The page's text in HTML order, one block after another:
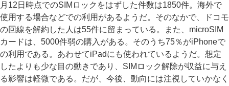
月12日時点でのSIMロックをはずした件数は1850件。海外で
使用する場合などでの利用があるようだ。そのなかで、ドコモ
の回線を解約した人は55件に留まっている。また、microSIM
カードは、5000件弱の購入がある。そのうち75％がiPhoneで
の利用である。あわせてiPadにも使われているようだ。想定
したよりも少な目の動きであり、SIMロック解除が収益に与え
る影響は軽微である。だが、今後、動向には注視していかなく